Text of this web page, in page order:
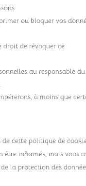
ou bloquer vos
droit de révoquer ce
au responsable du
à moins que
cette politique de
informés, mais vous
la protection des